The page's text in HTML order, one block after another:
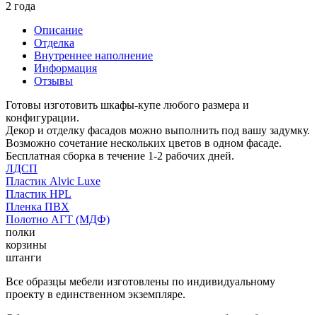
2 года
Описание
Отделка
Внутреннее наполнение
Информация
Отзывы
Готовы изготовить шкафы-купе любого размера и
конфигурации.
Декор и отделку фасадов можно выполнить под вашу задумку.
Возможно сочетание нескольких цветов в одном фасаде.
Бесплатная сборка в течение 1-2 рабочих дней.
ЛДСП
Пластик Alvic Luxe
Пластик HPL
Пленка ПВХ
Полотно АГТ (МДФ)
полки
корзины
штанги
Все образцы мебели изготовлены по индивидуальному
проекту в единственном экземпляре.